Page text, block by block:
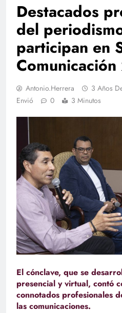
Destacados
del
participan en
Antonio.herrera
3 Años
Envió
0 3 Minutos
El cónclave, que se
presencial y virtual, contó
connotados profesionales
las comunicaciones.